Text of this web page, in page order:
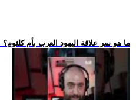
.. ما هو سر علاقة اليهود العرب بأم كلثوم؟